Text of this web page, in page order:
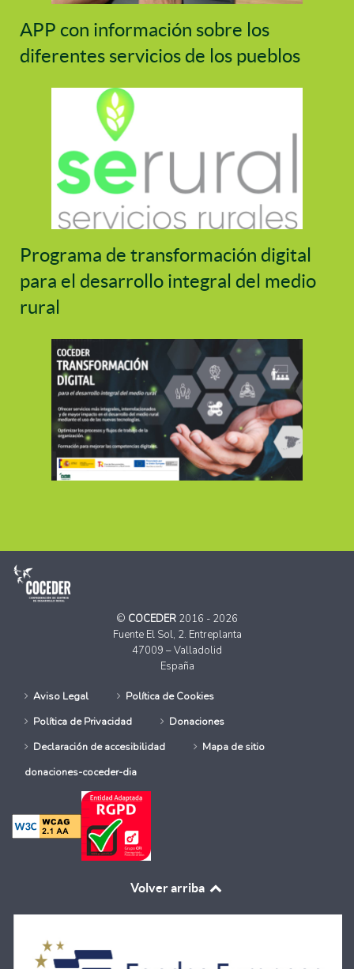
APP con información sobre los
diferentes servicios de los pueblos
Programa de transformación digital
para el desarrollo integral del medio
rural
© COCEDER 2016 - 2026
Fuente El Sol, 2. Entreplanta
47009 – Valladolid
España
Aviso Legal
Política de Cookies
Política de Privacidad
Donaciones
Declaración de accesibilidad
Mapa de sitio
donaciones-coceder-dia
Volver arriba